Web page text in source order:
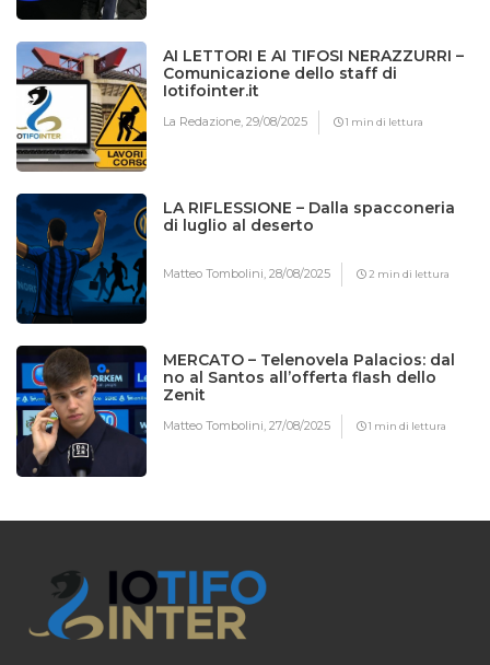
AI LETTORI E AI TIFOSI NERAZZURRI –
Comunicazione dello staff di
Iotifointer.it
La Redazione,29/08/2025 1 min di lettura
LA RIFLESSIONE – Dalla spacconeria
di luglio al deserto
Matteo Tombolini,28/08/2025 2 min di lettura
MERCATO – Telenovela Palacios: dal
no al Santos all’offerta flash dello
Zenit
Matteo Tombolini,27/08/2025 1 min di lettura